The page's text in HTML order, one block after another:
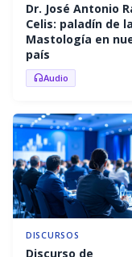
Dr. José Antonio
Celis: paladín de la
Mastología en
país
headphonesAudio
DISCURSOS
Discurso de